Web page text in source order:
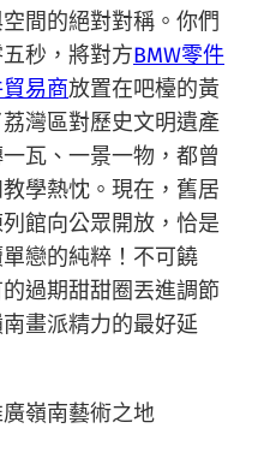
間的絕對對稱。你們
秒，將對方BMW零件
易商放置在吧檯的黃
灣區對歷史文明遺產
瓦、一景一物，都曾
學熱忱。現在，舊居
館向公眾開放，恰是
戀的純粹！不可饒
過期甜甜圈丟進調節
畫派精力的最好延
嶺南藝術之地